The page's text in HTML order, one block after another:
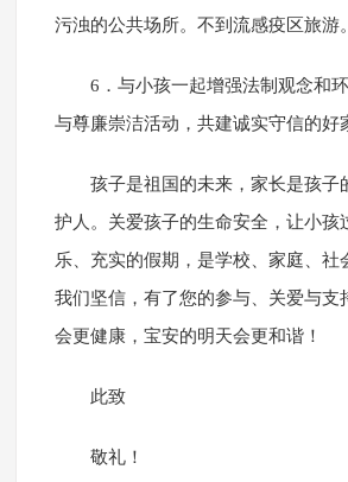
污浊的公共场所。不到流感疫区旅游。
6．与小孩一起增强法制观念和
与尊廉崇洁活动，共建诚实守信的好
孩子是祖国的未来，家长是孩子
护人。关爱孩子的生命安全，让小孩
乐、充实的假期，是学校、家庭、社
我们坚信，有了您的参与、关爱与支
会更健康，宝安的明天会更和谐！
此致
敬礼！